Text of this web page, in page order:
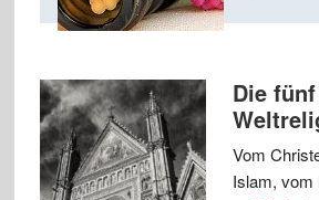
Die fünf
Vom
Islam, vom